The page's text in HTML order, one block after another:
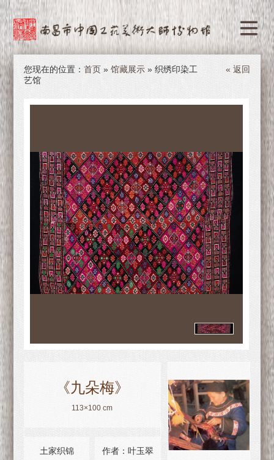
您现在的位置： 首页» 馆藏展示» 织绣印染工
艺馆
« 返回
《九朵梅》
113×100 cm
土家织锦 作者：叶玉翠